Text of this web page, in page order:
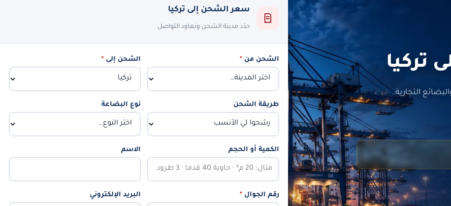
تركيا
التجارية.
سعر الشحن إلى تركيا
حدّد مدينة الشحن ونعاود التواصل
الشحن من * الشحن إلى *
طريقة الشحن نوع البضاعة
الكمية أو الحجم الاسم
رقم الجوال * البريد الإلكتروني